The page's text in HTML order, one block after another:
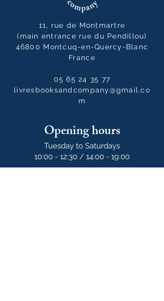
11, rue de Montmartre
(main entrance rue du Pendillou)
46800 Montcuq-en-Quercy-Blanc
France
05 65 24 35 77
livresbooksandcompany@gmail.co
m
Opening hours
Tuesday to Saturdays
10:00 - 12:30 / 14:00 - 19:00